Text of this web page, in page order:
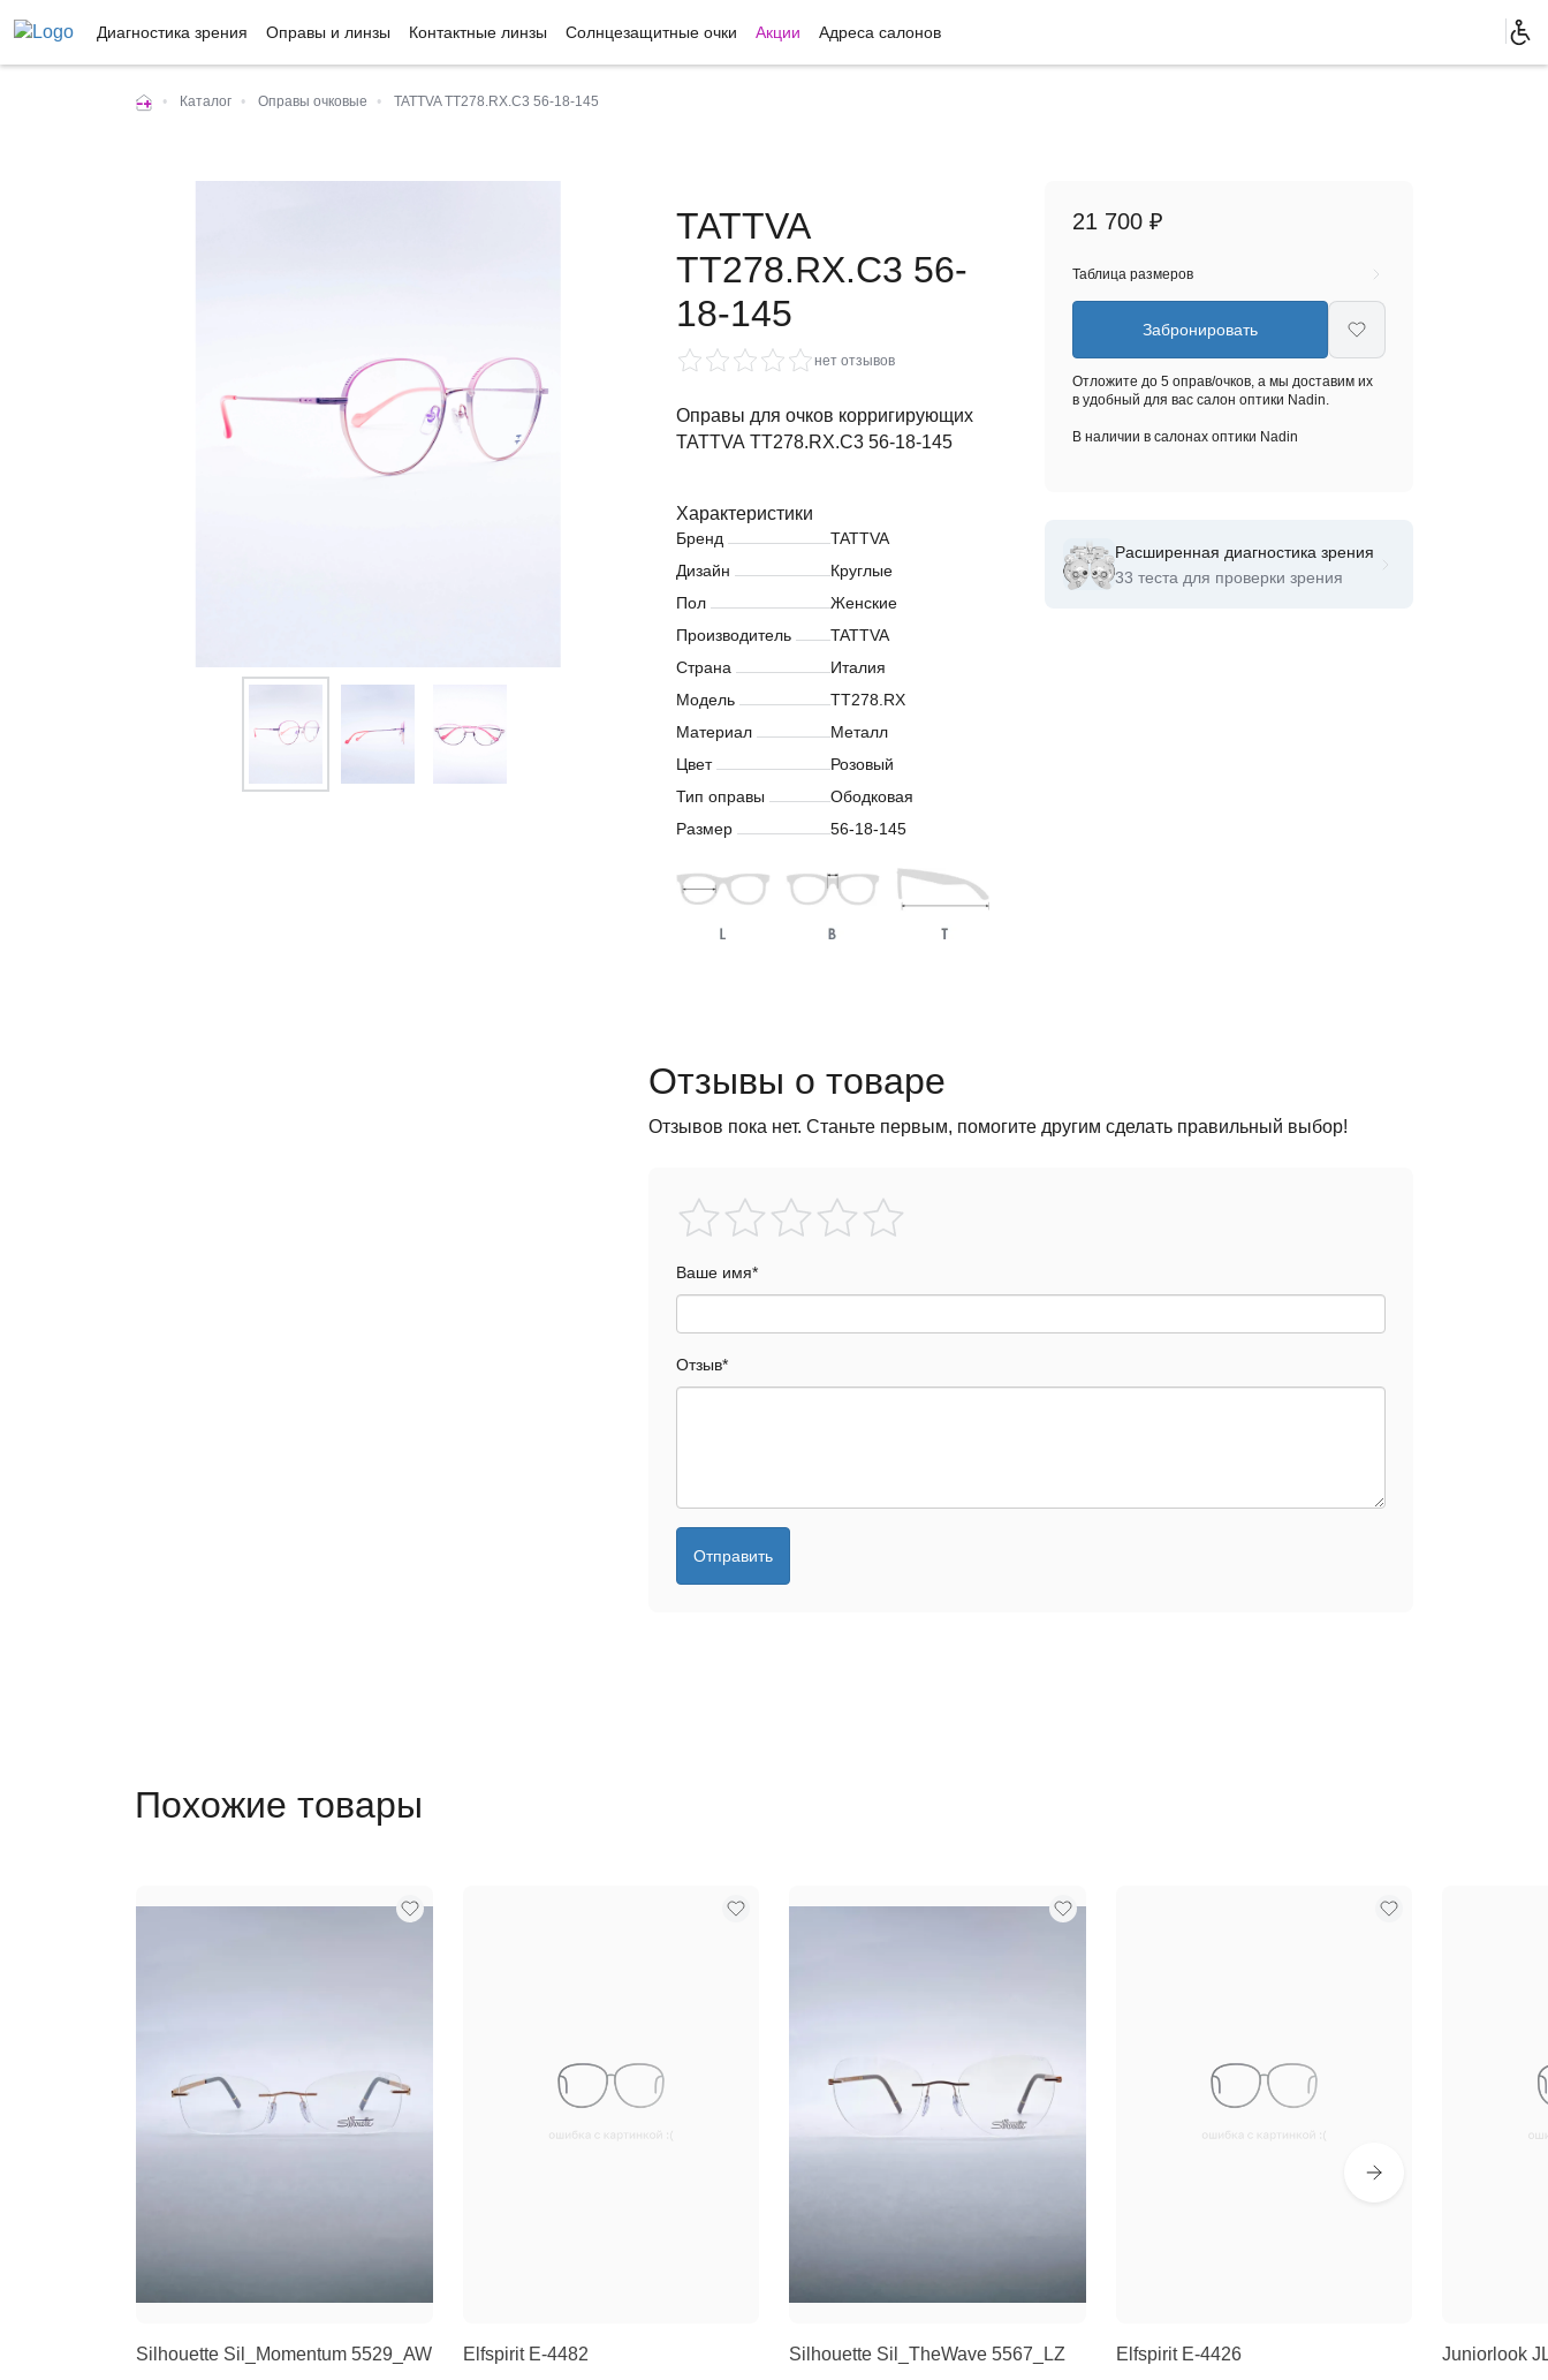
Диагностика зрения Оправы и линзы Контактные линзы Солнцезащитные очки Акции Адреса салонов
• Каталог • Оправы очковые • TATTVA TT278.RX.C3 56-18-145
TATTVA
TT278.RX.C3 56-
18-145
нет отзывов
Оправы для очков корригирующих
TATTVA TT278.RX.C3 56-18-145
Характеристики
Бренд
TATTVA
Дизайн
Круглые
Пол
Женские
Производитель
TATTVA
Страна
Италия
Модель
TT278.RX
Материал
Металл
Цвет
Розовый
Тип оправы
Ободковая
Размер
56-18-145
21 700 ₽
Таблица размеров
Забронировать
Отложите до 5 оправ/очков, а мы доставим их
в удобный для вас салон оптики Nadin.
В наличии в салонах оптики Nadin
Расширенная диагностика зрения
33 теста для проверки зрения
Отзывы о товаре
Отзывов пока нет. Станьте первым, помогите другим сделать правильный выбор!
Ваше имя*
Отзыв*
Отправить
Похожие товары
Silhouette Sil_Momentum 5529_AW Elfspirit E-4482 Silhouette Sil_TheWave 5567_LZ Elfspirit E-4426 Juniorlook